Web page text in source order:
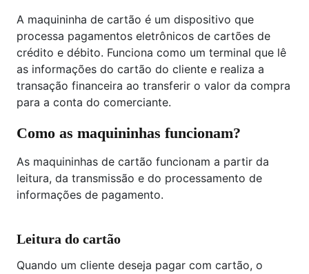
A maquininha de cartão é um dispositivo que
processa pagamentos eletrônicos de cartões de
crédito e débito. Funciona como um terminal que lê
as informações do cartão do cliente e realiza a
transação financeira ao transferir o valor da compra
para a conta do comerciante.
Como as maquininhas funcionam?
As maquininhas de cartão funcionam a partir da
leitura, da transmissão e do processamento de
informações de pagamento.
Leitura do cartão
Quando um cliente deseja pagar com cartão, o